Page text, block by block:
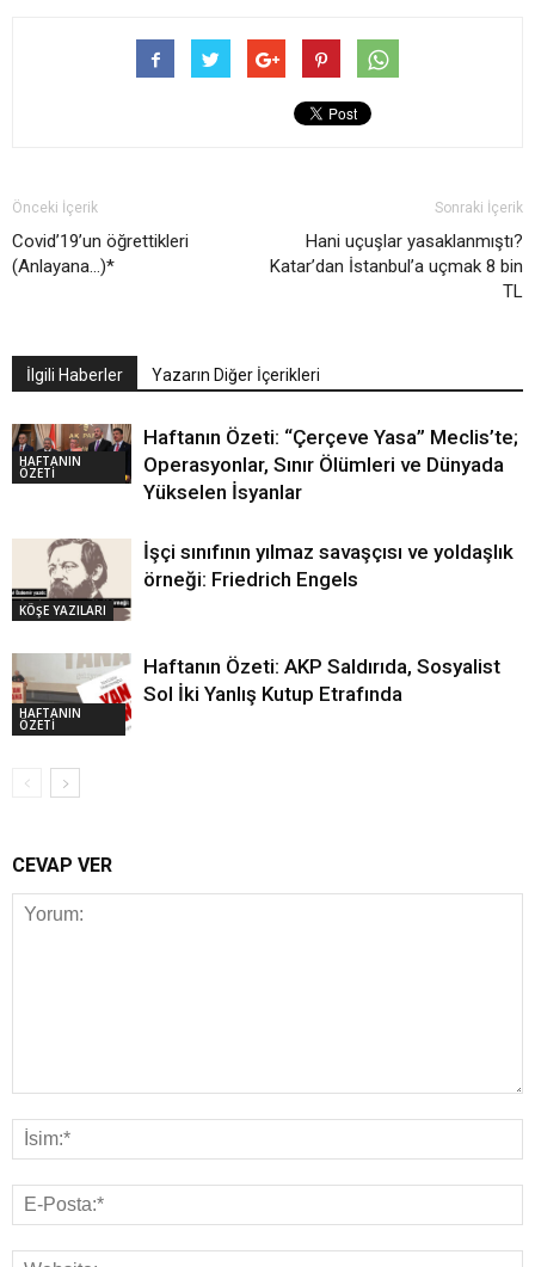
Önceki İçerik
Covid’19’un öğrettikleri
(Anlayana…)*
Sonraki İçerik
Hani uçuşlar yasaklanmıştı?
Katar’dan İstanbul’a uçmak 8 bin
TL
İlgili Haberler Yazarın Diğer İçerikleri
HAFTANIN
ÖZETİ
Haftanın Özeti: “Çerçeve Yasa” Meclis’te;
Operasyonlar, Sınır Ölümleri ve Dünyada
Yükselen İsyanlar
KÖŞE YAZILARI
İşçi sınıfının yılmaz savaşçısı ve yoldaşlık
örneği: Friedrich Engels
HAFTANIN
ÖZETİ
Haftanın Özeti: AKP Saldırıda, Sosyalist
Sol İki Yanlış Kutup Etrafında
CEVAP VER